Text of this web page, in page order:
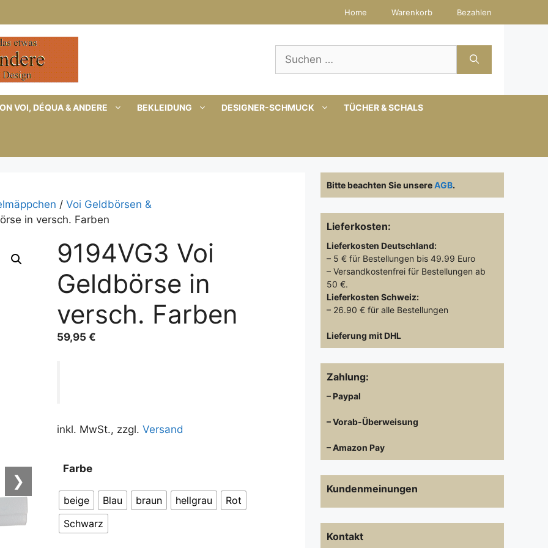
Home Warenkorb Bezahlen
Suchen
nach:
VOI, DÉQUA & ANDERE BEKLEIDUNG DESIGNER-SCHMUCK TÜCHER & SCHALS
/ Voi Geldbörsen &
in versch. Farben
❯
9194VG3 Voi
Geldbörse in
versch. Farben
59,95€
inkl. MwSt., zzgl.Versand
Farbe
beige Blau braun hellgrau
Rot
Schwarz
t
e
n
Bitte beachten Sie unsereAGB.
Lieferkosten:
Lieferkosten Deutschland:
– 5 € für Bestellungen bis 49.99 Euro
– Versandkostenfrei für Bestellungen ab
50 €.
Lieferkosten Schweiz:
– 26.90 € für alle Bestellungen
Lieferung mit DHL
Zahlung:
– Paypal
– Vorab-Überweisung
– Amazon Pay
Kundenmeinungen
Kontakt